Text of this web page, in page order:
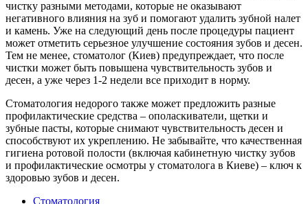
чистку разными методами, которые не оказывают
негативного влияния на зуб и помогают удалить зубной налет
и камень. Уже на следующий день после процедуры пациент
может отметить серьезное улучшение состояния зубов и десен.
Тем не менее, стоматолог (Киев) предупреждает, что после
чистки может быть повышена чувствительность зубов и
десен, а уже через 1-2 недели все приходит в норму.
Стоматология недорого также может предложить разные
профилактические средства – ополаскиватели, щетки и
зубные пасты, которые снимают чувствительность десен и
способствуют их укреплению. Не забывайте, что качественная
гигиена ротовой полости (включая кабинетную чистку зубов
и профилактические осмотры у стоматолога в Киеве) – ключ к
здоровью зубов и десен.
Стоматология